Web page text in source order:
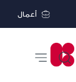
أعمال